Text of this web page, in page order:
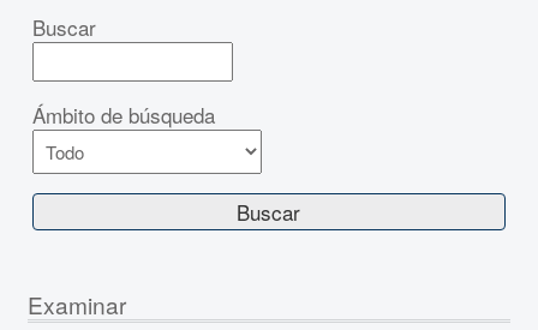
Buscar
Ámbito de búsqueda
Examinar